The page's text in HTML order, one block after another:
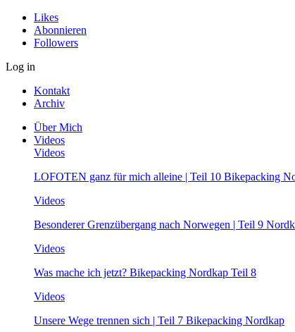
Likes
Abonnieren
Followers
Log in
Kontakt
Archiv
Über Mich
Videos
Videos
LOFOTEN ganz für mich alleine | Teil 10 Bikepacking
Videos
Besonderer Grenzübergang nach Norwegen | Teil 9
Videos
Was mache ich jetzt? Bikepacking Nordkap Teil 8
Videos
Unsere Wege trennen sich | Teil 7 Bikepacking Nordkap